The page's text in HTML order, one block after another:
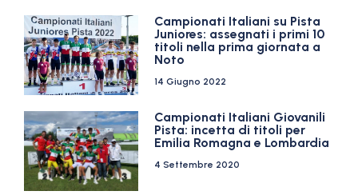
Campionati Italiani su Pista
Juniores: assegnati i primi 10
titoli nella prima giornata a
Noto
14 Giugno 2022
Campionati Italiani Giovanili
Pista: incetta di titoli per
Emilia Romagna e Lombardia
4 Settembre 2020